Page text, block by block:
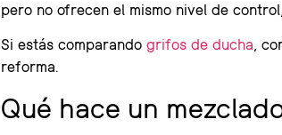
pero no ofrecen el mismo nivel de
Si estás comparando grifos de ducha ,
reforma.
Qué hace un